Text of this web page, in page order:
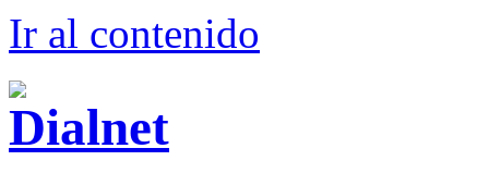
Ir al contenido